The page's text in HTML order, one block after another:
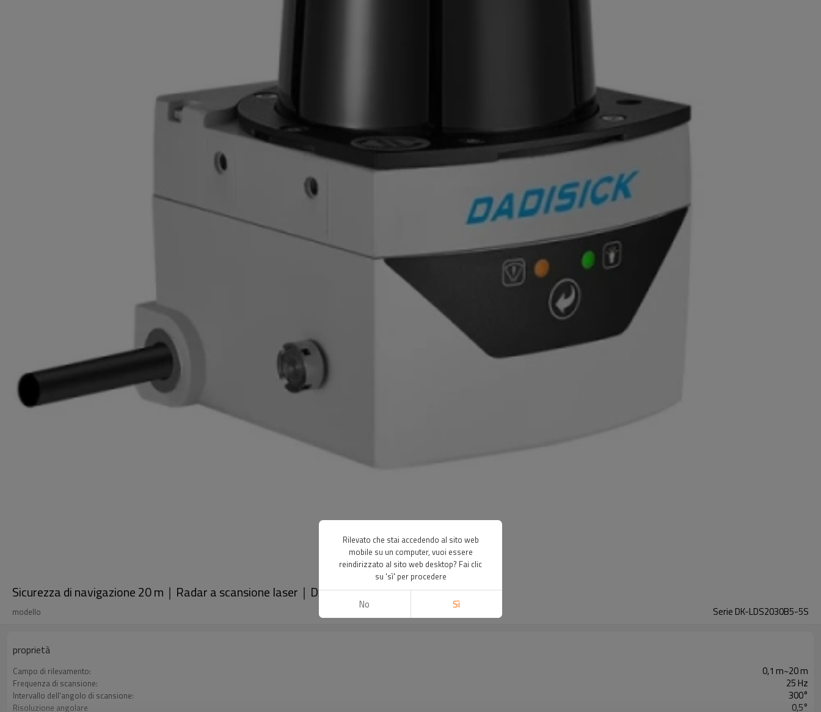
Sicurezza di navigazione 20 m｜Radar a scansione laser｜DADISICK
modello Serie DK-LDS2030B5-5S
proprietà
Campo di rilevamento: 0,1 m~20 m
Frequenza di scansione: 25 Hz
Intervallo dell'angolo di scansione: 300°
Risoluzione angolare 0,5°
Rilevato che stai accedendo al sito web
mobile su un computer, vuoi essere
reindirizzato al sito web desktop? Fai clic
su 'sì' per procedere
No Sì